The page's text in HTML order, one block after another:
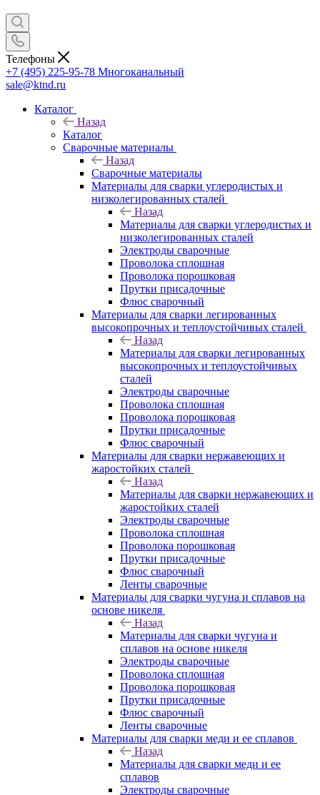
Телефоны
+7 (495) 225-95-78 Многоканальный
sale@ktnd.ru
Каталог
Назад
Каталог
Сварочные материалы
Назад
Сварочные материалы
Материалы для сварки углеродистых и
низколегированных сталей
Назад
Материалы для сварки углеродистых и
низколегированных сталей
Электроды сварочные
Проволока сплошная
Проволока порошковая
Прутки присадочные
Флюс сварочный
Материалы для сварки легированных
высокопрочных и теплоустойчивых сталей
Назад
Материалы для сварки легированных
высокопрочных и теплоустойчивых
сталей
Электроды сварочные
Проволока сплошная
Проволока порошковая
Прутки присадочные
Флюс сварочный
Материалы для сварки нержавеющих и
жаростойких сталей
Назад
Материалы для сварки нержавеющих и
жаростойких сталей
Электроды сварочные
Проволока сплошная
Проволока порошковая
Прутки присадочные
Флюс сварочный
Ленты сварочные
Материалы для сварки чугуна и сплавов на
основе никеля
Назад
Материалы для сварки чугуна и
сплавов на основе никеля
Электроды сварочные
Проволока сплошная
Проволока порошковая
Прутки присадочные
Флюс сварочный
Ленты сварочные
Материалы для сварки меди и ее сплавов
Назад
Материалы для сварки меди и ее
сплавов
Электроды сварочные